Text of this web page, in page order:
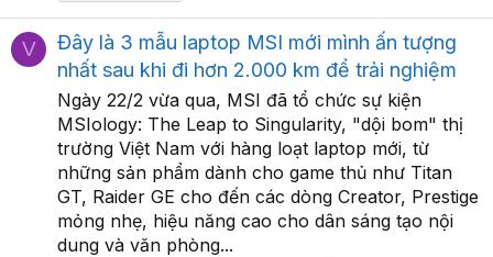
V
Đây là 3 mẫu laptop MSI mới mình ấn tượng
nhất sau khi đi hơn 2.000 km để trải nghiệm
Ngày 22/2 vừa qua, MSI đã tổ chức sự kiện
MSIology: The Leap to Singularity, "dội bom" thị
trường Việt Nam với hàng loạt laptop mới, từ
những sản phẩm dành cho game thủ như Titan
GT, Raider GE cho đến các dòng Creator, Prestige
mỏng nhẹ, hiệu năng cao cho dân sáng tạo nội
dung và văn phòng...